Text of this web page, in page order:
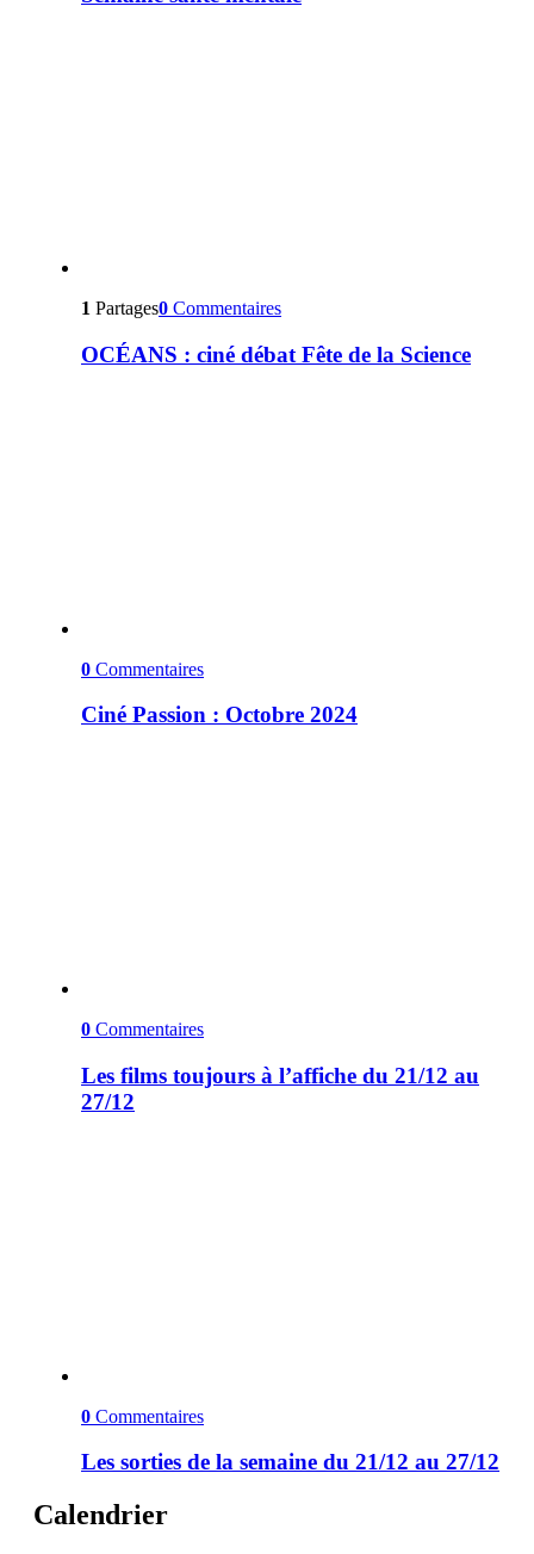
1 Partages0 Commentaires
OCÉANS : ciné débat Fête de la Science
0 Commentaires
Ciné Passion : Octobre 2024
0 Commentaires
Les films toujours à l’affiche du 21/12 au
27/12
0 Commentaires
Les sorties de la semaine du 21/12 au 27/12
Calendrier